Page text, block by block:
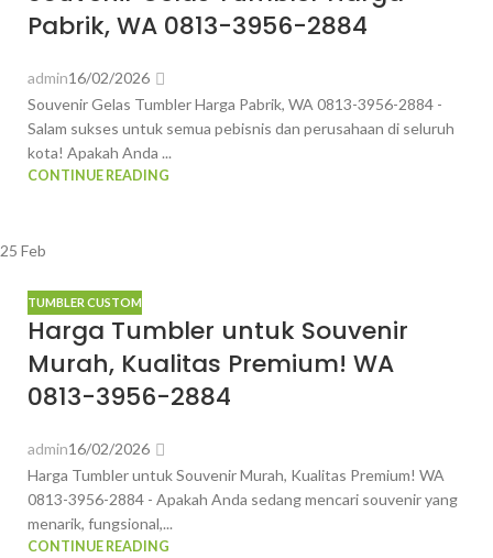
Pabrik, WA 0813-3956-2884
admin16/02/2026
Souvenir Gelas Tumbler Harga Pabrik, WA 0813-3956-2884 -
Salam sukses untuk semua pebisnis dan perusahaan di seluruh
kota! Apakah Anda ...
CONTINUE READING
25 Feb
TUMBLER CUSTOM
Harga Tumbler untuk Souvenir
Murah, Kualitas Premium! WA
0813-3956-2884
admin16/02/2026
Harga Tumbler untuk Souvenir Murah, Kualitas Premium! WA
0813-3956-2884 - Apakah Anda sedang mencari souvenir yang
menarik, fungsional,...
CONTINUE READING